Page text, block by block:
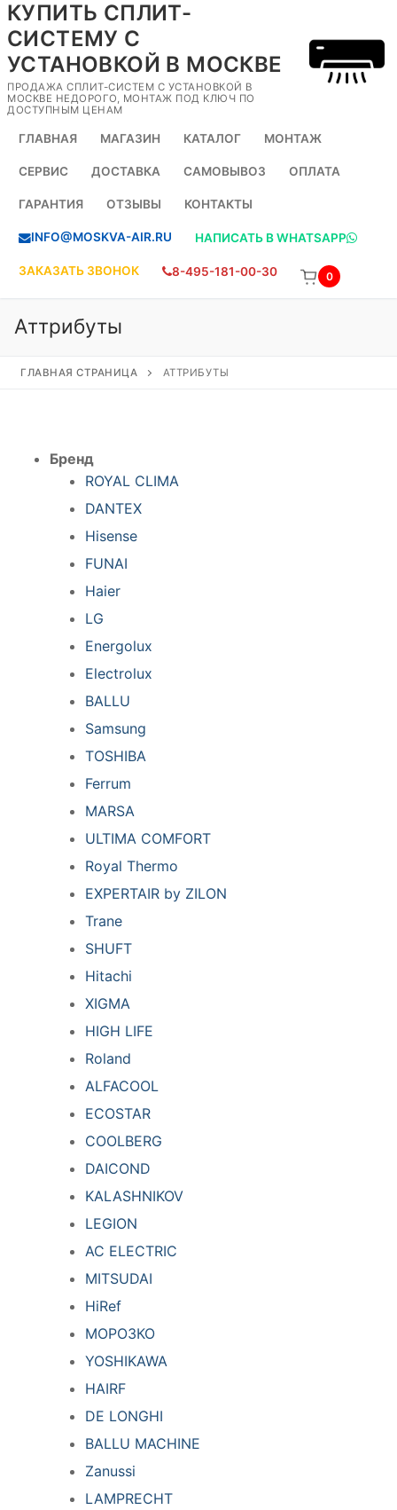
Перейти
содержимому
КУПИТЬ СПЛИТ-
СИСТЕМУ С
УСТАНОВКОЙ В МОСКВЕ
ПРОДАЖА СПЛИТ-СИСТЕМ С УСТАНОВКОЙ В
МОСКВЕ НЕДОРОГО, МОНТАЖ ПОД КЛЮЧ ПО
ДОСТУПНЫМ ЦЕНАМ
ГЛАВНАЯ МАГАЗИН КАТАЛОГ МОНТАЖ
СЕРВИС ДОСТАВКА САМОВЫВОЗ ОПЛАТА
ГАРАНТИЯ ОТЗЫВЫ КОНТАКТЫ
INFO@MOSKVA-AIR.RU НАПИСАТЬ В WHATSAPP
ЗАКАЗАТЬ ЗВОНОК 8-495-181-00-30 0
Аттрибуты
ГЛАВНАЯ СТРАНИЦА АТТРИБУТЫ
Бренд
ROYAL CLIMA
DANTEX
Hisense
FUNAI
Haier
LG
Energolux
Electrolux
BALLU
Samsung
TOSHIBA
Ferrum
MARSA
ULTIMA COMFORT
Royal Thermo
EXPERTAIR by ZILON
Trane
SHUFT
Hitachi
XIGMA
HIGH LIFE
Roland
ALFACOOL
ECOSTAR
COOLBERG
DAICOND
KALASHNIKOV
LEGION
AC ELECTRIC
MITSUDAI
HiRef
МОРОЗКО
YOSHIKAWA
HAIRF
DE LONGHI
BALLU MACHINE
Zanussi
LAMPRECHT